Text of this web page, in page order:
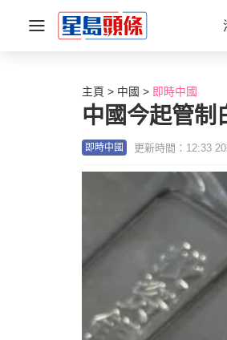
主頁 中國 即時中國
中國今起管制
即時中國 更新時間：12:33